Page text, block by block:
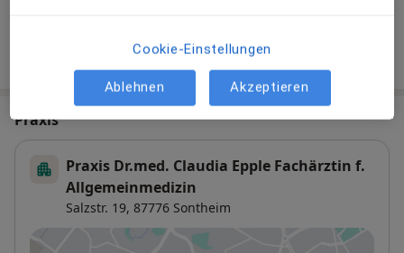
Jetzt als Arzt anmelden
Praxis
Praxis Dr.med. Claudia Epple Fachärztin f.
Allgemeinmedizin
Salzstr. 19, 87776 Sontheim
Cookie-Einstellungen
Ablehnen Akzeptieren